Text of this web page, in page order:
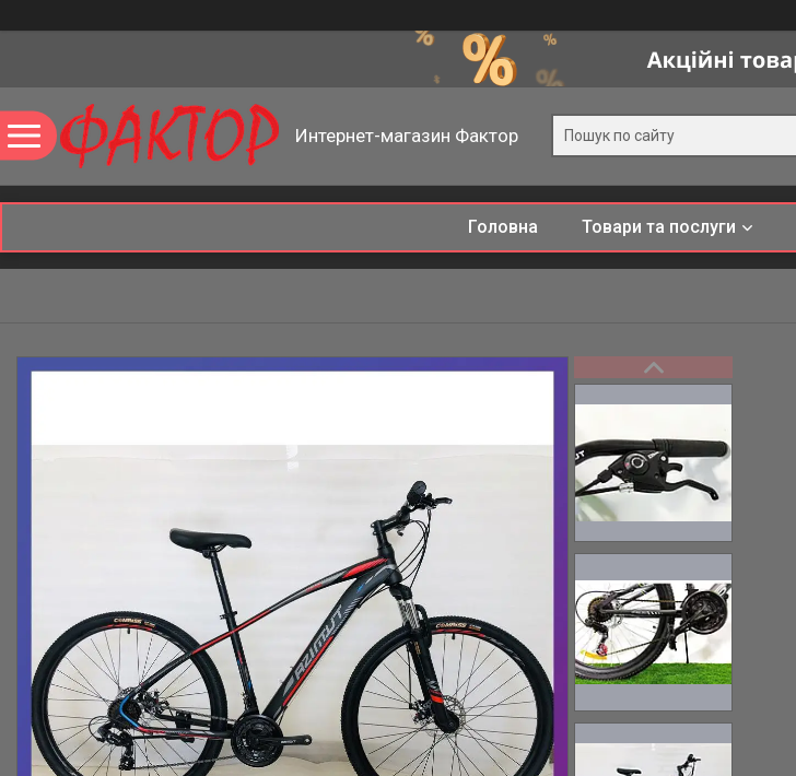
Интернет-магазин Фактор
Головна Товари та послуги